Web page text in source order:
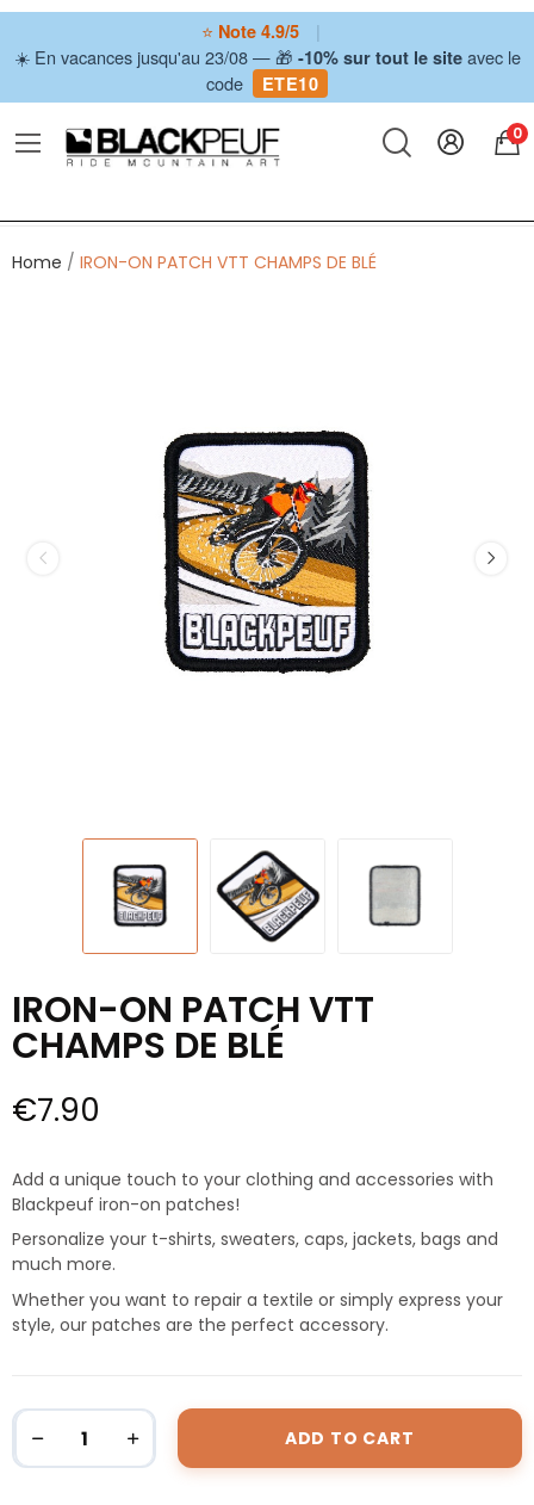
⭐ Note 4.9/5
|
☀️ En vacances jusqu'au 23/08 — 🎁 -10% sur tout le siteavec le
code
ETE10
0
Home IRON-ON PATCH VTT CHAMPS DE BLÉ
IRON-ON PATCH VTT
CHAMPS DE BLÉ
€7.90
Add a unique touch to your clothing and accessories with
Blackpeuf iron-on patches!
Personalize your t-shirts, sweaters, caps, jackets, bags and
much more.
Whether you want to repair a textile or simply express your
style, our patches are the perfect accessory.
ADD TO CART